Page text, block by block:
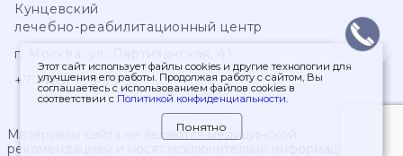
Кунцевский
лечебно-реабилитационный центр
г. Москва
+7 (495) 103-99-55
Материалы сайта не являются медицинской
рекомендацией и носят исключительно информационный
Этот сайт использует файлы cookies и другие технологии для
улучшения его работы. Продолжая работу с сайтом, Вы
соглашаетесь с использованием файлов cookies в
соответствии с Политикой конфиденциальности.
Понятно